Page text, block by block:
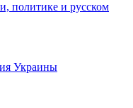
политике и русском
Украины